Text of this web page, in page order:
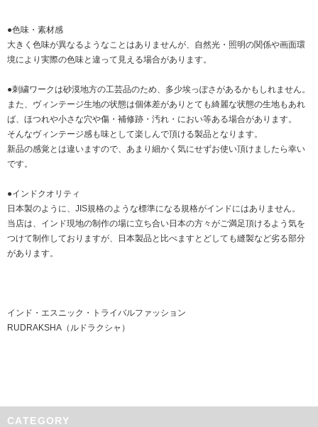
●色味・素材感
大きく色味が異なるようなことはありませんが、自然光・照明の関係や画面環
境により実際の色味と違って見える場合があります。
●刺繍ワークは砂漠地方の工芸品のため、多少埃っぽさがあるかもしれません。
また、ヴィンテージ生地の状態は個体差がありとても綺麗な状態の生地もあれ
ば、ほつれや小さな穴や傷・補修跡・汚れ・におい等ある場合があります。
そんなヴィンテージ感も味として楽しんで頂ける製品となります。
新品の感覚とは違いますので、あまり細かく気にせずお使い頂けましたら幸い
です。
●インドクオリティ
日本製のように、JIS規格のような標準になる規格がインドにはありません。
当店は、インド現地の制作の場に立ち合い日本の方々がご満足頂けるよう気を
つけて制作しておりますが、日本製品と比べますとどしても縫製など劣る部分
があります。
インド・エスニック・トライバルファッション
RUDRAKSHA（ルドラクシャ）
CATEGORY